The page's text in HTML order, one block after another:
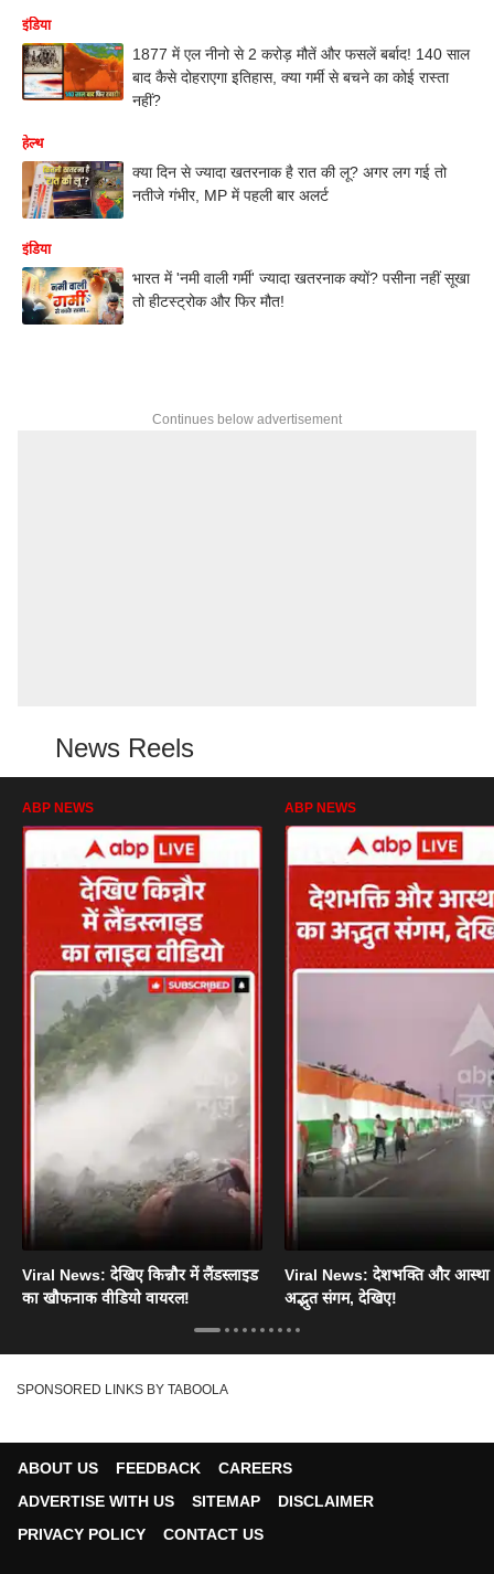
इंडिया
1877 में एल नीनो से 2 करोड़ मौतें और फसलें बर्बाद! 140 साल
बाद कैसे दोहराएगा इतिहास, क्या गर्मी से बचने का कोई रास्ता
नहीं?
हेल्थ
क्या दिन से ज्यादा खतरनाक है रात की लू? अगर लग गई तो
नतीजे गंभीर, MP में पहली बार अलर्ट
इंडिया
भारत में 'नमी वाली गर्मी' ज्यादा खतरनाक क्यों? पसीना नहीं सूखा
तो हीटस्ट्रोक और फिर मौत!
Continues below advertisement
News Reels
ABP NEWS
Viral News: देखिए किन्नौर में लैंडस्लाइड
का खौफनाक वीडियो वायरल!
ABP NEWS
Viral News: देशभक्ति और आस्था
अद्भुत संगम, देखिए!
SPONSORED LINKS BY TABOOLA
ABOUT US FEEDBACK
CAREERS
ADVERTISE WITH US
SITEMAP
DISCLAIMER
PRIVACY POLICY
CONTACT US